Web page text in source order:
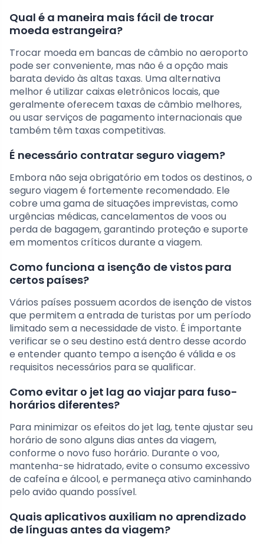
Qual é a maneira mais fácil de trocar
moeda estrangeira?
Trocar moeda em bancas de câmbio no aeroporto
pode ser conveniente, mas não é a opção mais
barata devido às altas taxas. Uma alternativa
melhor é utilizar caixas eletrônicos locais, que
geralmente oferecem taxas de câmbio melhores,
ou usar serviços de pagamento internacionais que
também têm taxas competitivas.
É necessário contratar seguro viagem?
Embora não seja obrigatório em todos os destinos, o
seguro viagem é fortemente recomendado. Ele
cobre uma gama de situações imprevistas, como
urgências médicas, cancelamentos de voos ou
perda de bagagem, garantindo proteção e suporte
em momentos críticos durante a viagem.
Como funciona a isenção de vistos para
certos países?
Vários países possuem acordos de isenção de vistos
que permitem a entrada de turistas por um período
limitado sem a necessidade de visto. É importante
verificar se o seu destino está dentro desse acordo
e entender quanto tempo a isenção é válida e os
requisitos necessários para se qualificar.
Como evitar o jet lag ao viajar para fuso-
horários diferentes?
Para minimizar os efeitos do jet lag, tente ajustar seu
horário de sono alguns dias antes da viagem,
conforme o novo fuso horário. Durante o voo,
mantenha-se hidratado, evite o consumo excessivo
de cafeína e álcool, e permaneça ativo caminhando
pelo avião quando possível.
Quais aplicativos auxiliam no aprendizado
de línguas antes da viagem?